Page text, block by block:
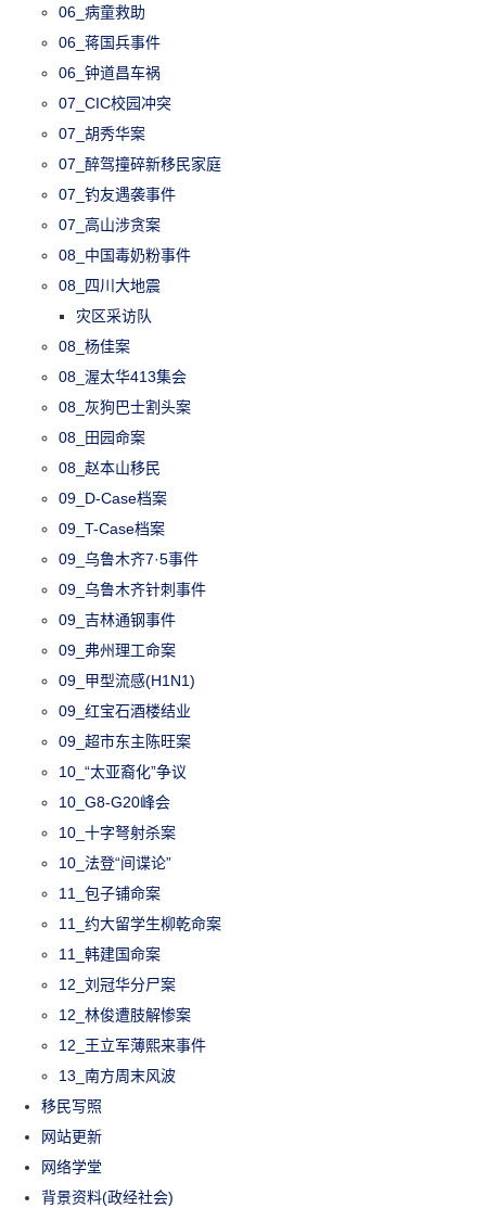
06_病童救助
06_蒋国兵事件
06_钟道昌车祸
07_CIC校园冲突
07_胡秀华案
07_醉驾撞碎新移民家庭
07_钓友遇袭事件
07_高山涉贪案
08_中国毒奶粉事件
08_四川大地震
灾区采访队
08_杨佳案
08_渥太华413集会
08_灰狗巴士割头案
08_田园命案
08_赵本山移民
09_D-Case档案
09_T-Case档案
09_乌鲁木齐7·5事件
09_乌鲁木齐针刺事件
09_吉林通钢事件
09_弗州理工命案
09_甲型流感(H1N1)
09_红宝石酒楼结业
09_超市东主陈旺案
10_“太亚裔化”争议
10_G8-G20峰会
10_十字弩射杀案
10_法登“间谍论”
11_包子铺命案
11_约大留学生柳乾命案
11_韩建国命案
12_刘冠华分尸案
12_林俊遭肢解惨案
12_王立军薄熙来事件
13_南方周末风波
移民写照
网站更新
网络学堂
背景资料(政经社会)